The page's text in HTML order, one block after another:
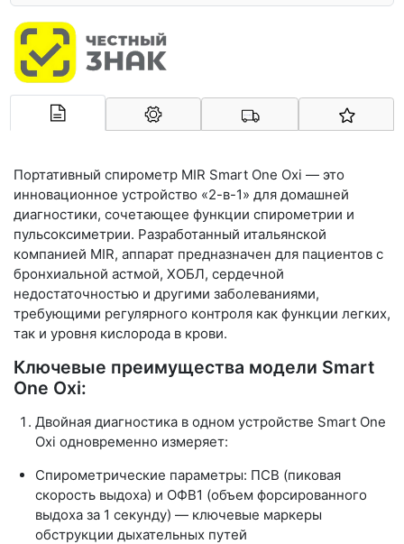
Арконт-Мед
Портативный спирометр MIR Smart One Oxi — это
инновационное устройство «2-в-1» для домашней
диагностики, сочетающее функции спирометрии и
пульсоксиметрии. Разработанный итальянской
компанией MIR, аппарат предназначен для пациентов с
бронхиальной астмой, ХОБЛ, сердечной
недостаточностью и другими заболеваниями,
требующими регулярного контроля как функции легких,
так и уровня кислорода в крови.
Ключевые преимущества модели Smart
One Oxi:
Двойная диагностика в одном устройстве Smart One
Oxi одновременно измеряет:
Спирометрические параметры: ПСВ (пиковая
скорость выдоха) и ОФВ1 (объем форсированного
выдоха за 1 секунду) — ключевые маркеры
обструкции дыхательных путей